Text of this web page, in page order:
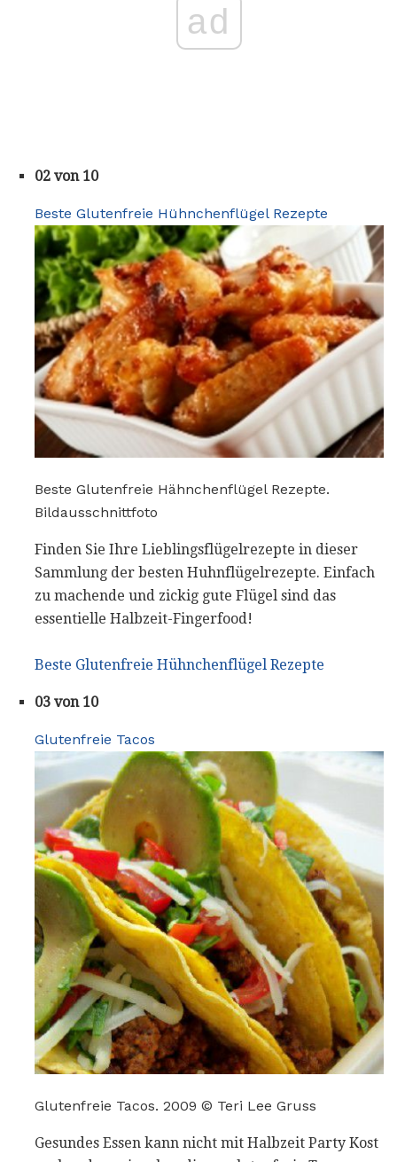
ad
02 von 10
Beste Glutenfreie Hühnchenflügel Rezepte
Beste Glutenfreie Hähnchenflügel Rezepte.
Bildausschnittfoto
Finden Sie Ihre Lieblingsflügelrezepte in dieser
Sammlung der besten Huhnflügelrezepte. Einfach
zu machende und zickig gute Flügel sind das
essentielle Halbzeit-Fingerfood!
Beste Glutenfreie Hühnchenflügel Rezepte
03 von 10
Glutenfreie Tacos
Glutenfreie Tacos. 2009 © Teri Lee Gruss
Gesundes Essen kann nicht mit Halbzeit Party Kost